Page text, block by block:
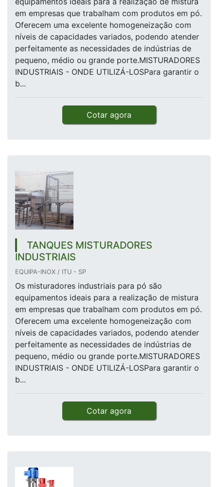
em empresas que trabalham com produtos em pó.
Oferecem uma excelente homogeneização com
níveis de capacidades variados, podendo atender
perfeitamente as necessidades de indústrias de
pequeno, médio ou grande porte.MISTURADORES
INDUSTRIAIS - ONDE UTILIZÁ-LOSPara garantir o
b...
Cotar agora
TANQUES MISTURADORES
INDUSTRIAIS
EQUIPA-INOX / ITU - SP
Os misturadores industriais para pó são
equipamentos ideais para a realização de mistura
em empresas que trabalham com produtos em pó.
Oferecem uma excelente homogeneização com
níveis de capacidades variados, podendo atender
perfeitamente as necessidades de indústrias de
pequeno, médio ou grande porte.MISTURADORES
INDUSTRIAIS - ONDE UTILIZÁ-LOSPara garantir o
b...
Cotar agora